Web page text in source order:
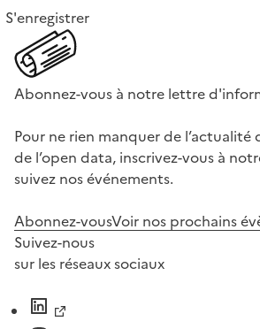
S'enregistrer
Abonnez-vous à notre lettre
Pour ne rien manquer de l’actualité
de l’open data, inscrivez-vous à
suivez nos événements.
Abonnez-vousVoir nos prochains
Suivez-nous
sur les réseaux sociaux